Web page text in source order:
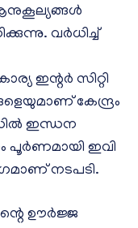
വർധിച്ച്
ഇന്റർ സിറ്റി
കേന്ദ്രം
ഇന്ധന
പൂർണമായി ഇവി
നടപടി.
ഊർജ്ജ